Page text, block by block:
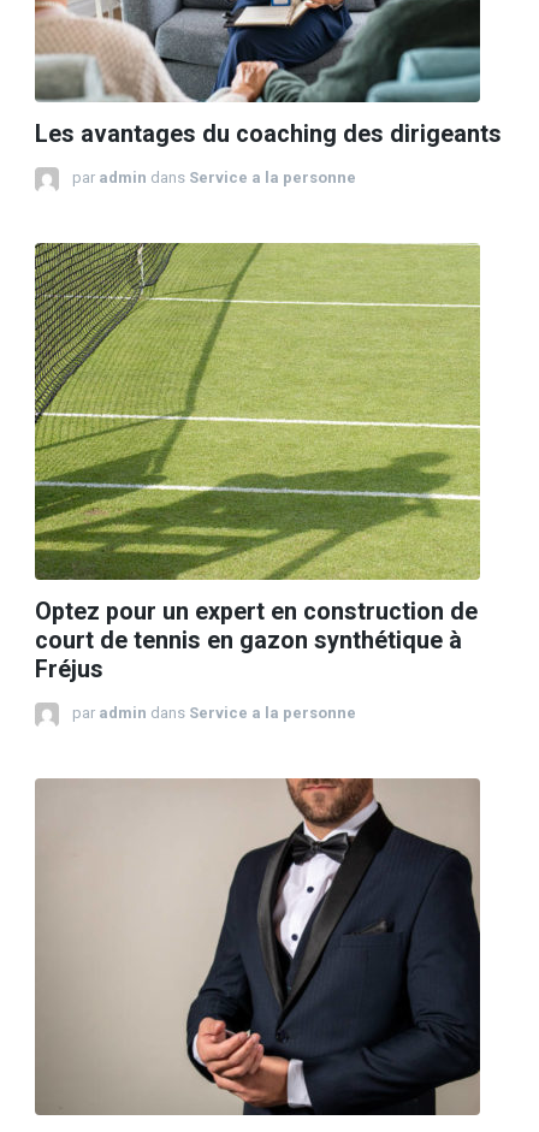
Les avantages du coaching des dirigeants
par admin dans Service a la personne
Optez pour un expert en construction de
court de tennis en gazon synthétique à
Fréjus
par admin dans Service a la personne